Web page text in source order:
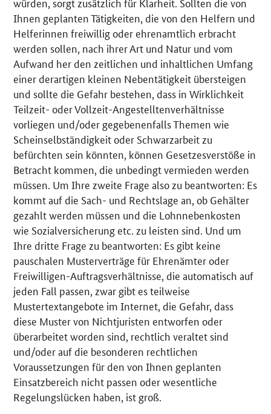
Ihnen geplanten Tätigkeiten, die von den Helfern und
Helferinnen freiwillig oder ehrenamtlich erbracht
werden sollen, nach ihrer Art und Natur und vom
Aufwand her den zeitlichen und inhaltlichen Umfang
einer derartigen kleinen Nebentätigkeit übersteigen
und sollte die Gefahr bestehen, dass in Wirklichkeit
Teilzeit- oder Vollzeit-Angestelltenverhältnisse
vorliegen und/oder gegebenenfalls Themen wie
Scheinselbständigkeit oder Schwarzarbeit zu
befürchten sein könnten, können Gesetzesverstöße in
Betracht kommen, die unbedingt vermieden werden
müssen. Um Ihre zweite Frage also zu beantworten: Es
kommt auf die Sach- und Rechtslage an, ob Gehälter
gezahlt werden müssen und die Lohnnebenkosten
wie Sozialversicherung etc. zu leisten sind. Und um
Ihre dritte Frage zu beantworten: Es gibt keine
pauschalen Musterverträge für Ehrenämter oder
Freiwilligen-Auftragsverhältnisse, die automatisch auf
jeden Fall passen, zwar gibt es teilweise
Mustertextangebote im Internet, die Gefahr, dass
diese Muster von Nichtjuristen entworfen oder
überarbeitet worden sind, rechtlich veraltet sind
und/oder auf die besonderen rechtlichen
Voraussetzungen für den von Ihnen geplanten
Einsatzbereich nicht passen oder wesentliche
Regelungslücken haben, ist groß.